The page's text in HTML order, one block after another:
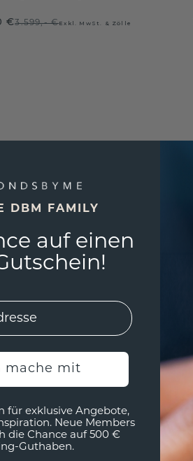
€3.599,- €Exkl. MwSt. & Zölle
DBM FAMILY
auf einen
mache mit
für exklusive Angebote,
Neue Members
die Chance auf 500 €
Guthaben.